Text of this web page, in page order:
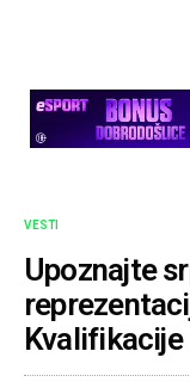
VESTI
Upoznajte
Kvalifikacije